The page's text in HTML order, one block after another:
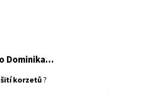
Dominika…
šití korzetů ?